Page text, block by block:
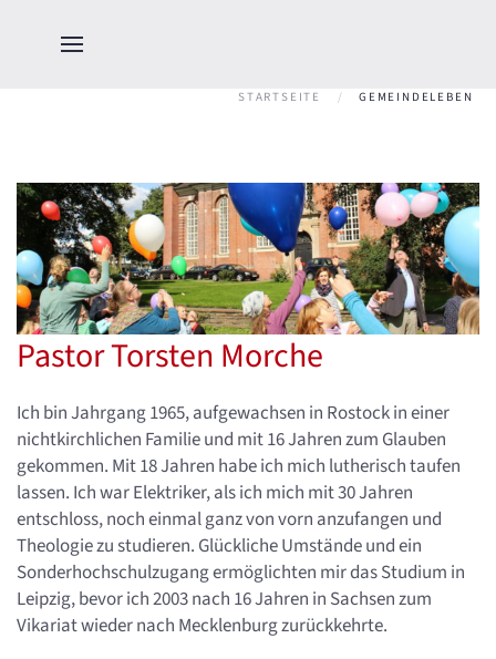
STARTSEITE GEMEINDELEBEN
Pastor Torsten Morche
Ich bin Jahrgang 1965, aufgewachsen in Rostock in einer
nichtkirchlichen Familie und mit 16 Jahren zum Glauben
gekommen. Mit 18 Jahren habe ich mich lutherisch taufen
lassen. Ich war Elektriker, als ich mich mit 30 Jahren
entschloss, noch einmal ganz von vorn anzufangen und
Theologie zu studieren. Glückliche Umstände und ein
Sonderhochschulzugang ermöglichten mir das Studium in
Leipzig, bevor ich 2003 nach 16 Jahren in Sachsen zum
Vikariat wieder nach Mecklenburg zurückkehrte.